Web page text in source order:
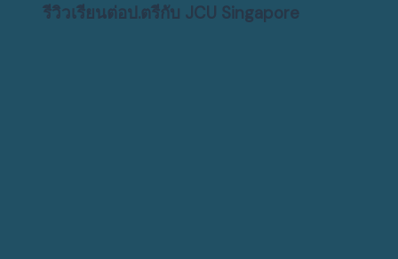
รีวิวเรียนต่อป.ตรีกับ JCU Singapore